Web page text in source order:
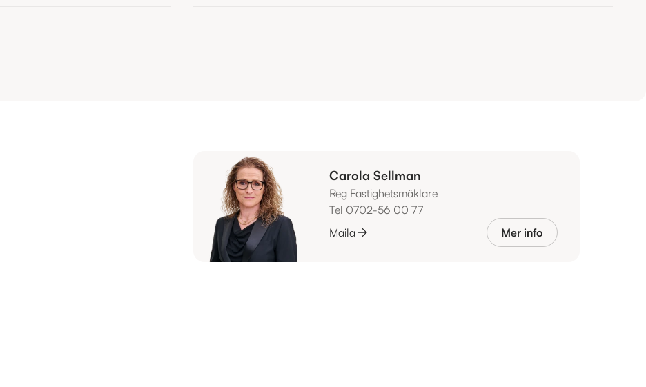
Carola Sellman
Reg Fastighetsmäklare
Tel 0702-56 00 77
Maila
Mer info